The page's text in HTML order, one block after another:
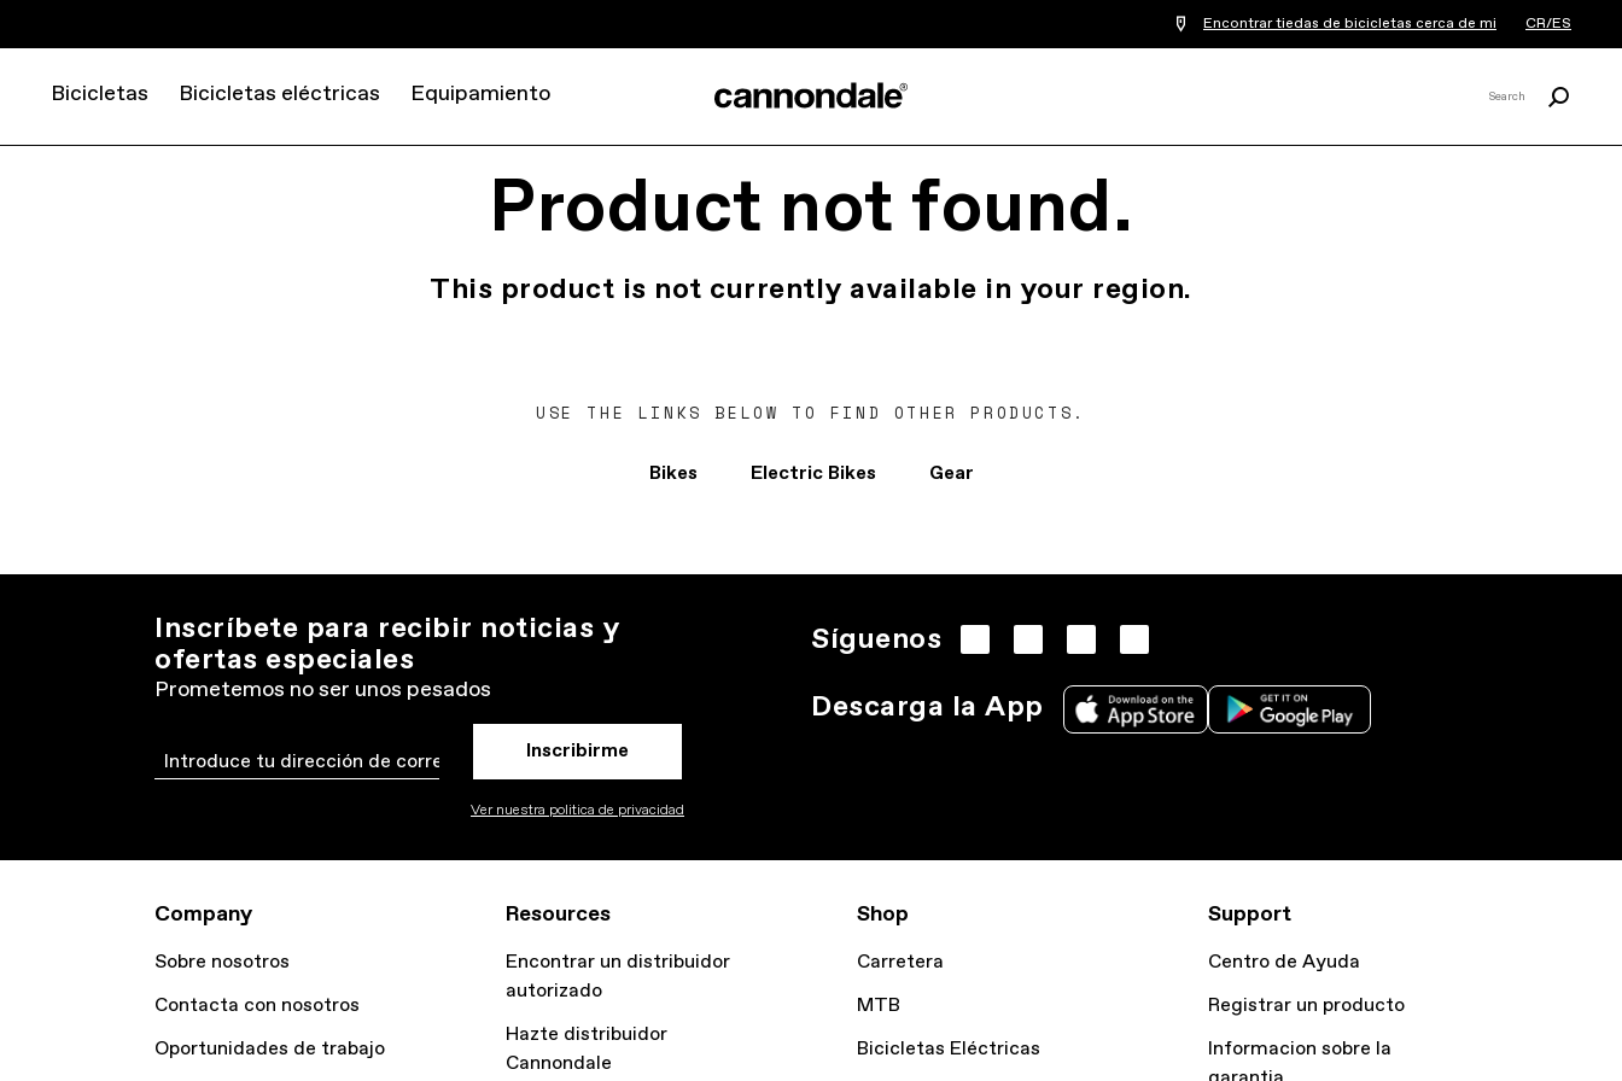
Encontrar tiedas de bicicletas cerca de mi CR/ES
Bicicletas Bicicletas eléctricas Equipamiento Search
Product not found.
This product is not currently available in your region.
USE THE LINKS BELOW TO FIND OTHER PRODUCTS.
Bikes Electric Bikes Gear
Inscríbete para recibir noticias y
ofertas especiales
Prometemos no ser unos pesados
Email Inscribirme
Ver nuestra politica de privacidad
Síguenos
Descarga la App
Company
Sobre nosotros
Contacta con nosotros
Oportunidades de trabajo
Resources
Encontrar un distribuidor
autorizado
Hazte distribuidor
Cannondale
Shop
Carretera
MTB
Bicicletas Eléctricas
Support
Centro de Ayuda
Registrar un producto
Informacion sobre la